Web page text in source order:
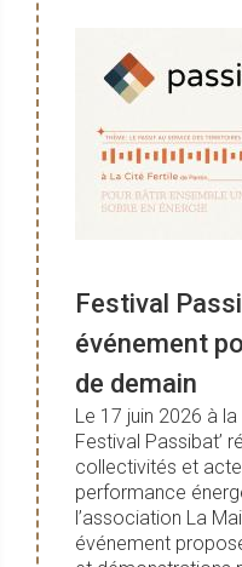
Festival
événement
de demain
Le 17 juin 2026 à
Festival Passibat’
collectivités et
performance
l’association La
événement